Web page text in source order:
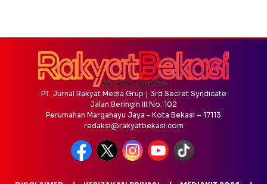
PT. Jurnal Rakyat Media Grup | 3rd Secret Syndicate
Jalan Beringin III No. 102
Perumahan Margahayu Jaya - Kota Bekasi – 17113
redaksi@rakyatbekasi.com